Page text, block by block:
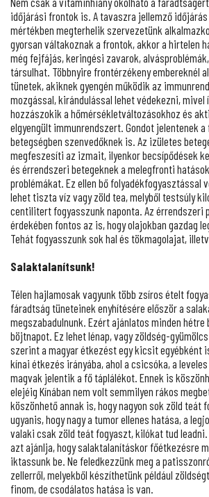
időjárási frontok is. A tavaszra jellemző
mértékben megterhelik szervezetünk
gyorsan váltakoznak a frontok, akkor a hirtelen
még fejfájás, keringési zavarok,
társulhat. Többnyire frontérzékeny embereknél
tünetek, akiknek gyengén működik az
mozgással, kirándulással lehet védekezni, mivel
hozzászokik a hőmérsékletváltozásokhoz és
elgyengült immunrendszert. Gondot jelentenek
betegségben szenvedőknek is. Az izületes
megfeszesíti az izmait, ilyenkor becsípődések
és érrendszeri betegeknek a melegfronti
problémákat. Ez ellen bő folyadékfogyasztással
lehet tiszta víz vagy zöld tea, melyből testsúly
centilitert fogyasszunk naponta. Az érrendszeri
érdekében fontos az is, hogy olajokban gazdag
Tehát fogyasszunk sok hal és tökmagolajat,
Salaktalanítsunk!
Télen hajlamosak vagyunk több zsíros ételt
fáradtság tüneteinek enyhítésére először a
megszabadulnunk. Ezért ajánlatos minden
böjtnapot. Ez lehet lénap, vagy zöldség-
szerint a magyar étkezést egy kicsit egyébként
kínai étkezés irányába, ahol a csicsóka, a
magvak jelentik a fő táplálékot. Ennek is
elejéig Kínában nem volt semmilyen rákos
köszönhető annak is, hogy nagyon sok zöld teát
ugyanis, hogy nagy a tumor ellenes hatása, a
valaki csak zöld teát fogyaszt, kilókat tud
azt ajánlja, hogy salaktalanításkor főétkezésre
iktassunk be. Ne feledkezzünk meg a
zellerről, melyekből készíthetünk például
finom, de csodálatos hatása is van.